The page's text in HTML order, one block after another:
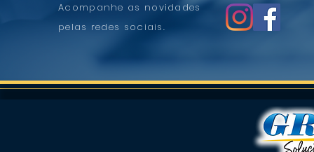
Acompanhe as novidades
pelas redes sociais.